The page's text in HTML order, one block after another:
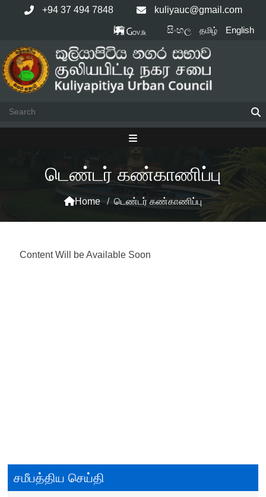
+94 37 494 7848 kuliyauc@gmail.com
සිංහල தமிழ் English
டெண்டர் கண்காணிப்பு
Home / டெண்டர் கண்காணிப்பு
Content Will be Available Soon
சமீபத்திய செய்தி